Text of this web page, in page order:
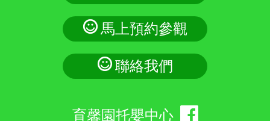
馬上預約參觀
聯絡我們
育馨園托嬰中心